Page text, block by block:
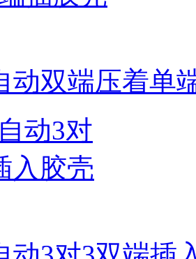
动双端压着单